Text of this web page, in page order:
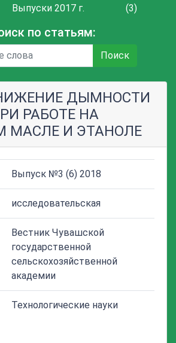
Выпуски 2017 г.
(3)
по статьям:
Поиск
ДЫМНОСТИ
РАБОТЕ НА
МАСЛЕ И ЭТАНОЛЕ
Выпуск №3 (6) 2018
исследовательская
Вестник Чувашской
государственной
сельскохозяйственной
академии
Технологические науки